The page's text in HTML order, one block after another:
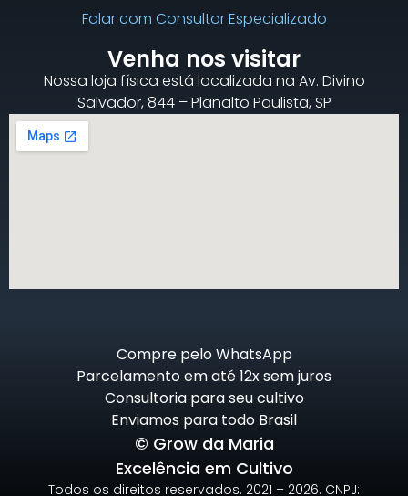
Falar com Consultor Especializado
Venha nos visitar
Nossa loja física está localizada na Av. Divino
Salvador, 844 – Planalto Paulista, SP
Compre pelo WhatsApp
Parcelamento em até 12x sem juros
Consultoria para seu cultivo
Enviamos para todo Brasil
© Grow da Maria
Excelência em Cultivo
Todos os direitos reservados. 2021 – 2026. CNPJ: